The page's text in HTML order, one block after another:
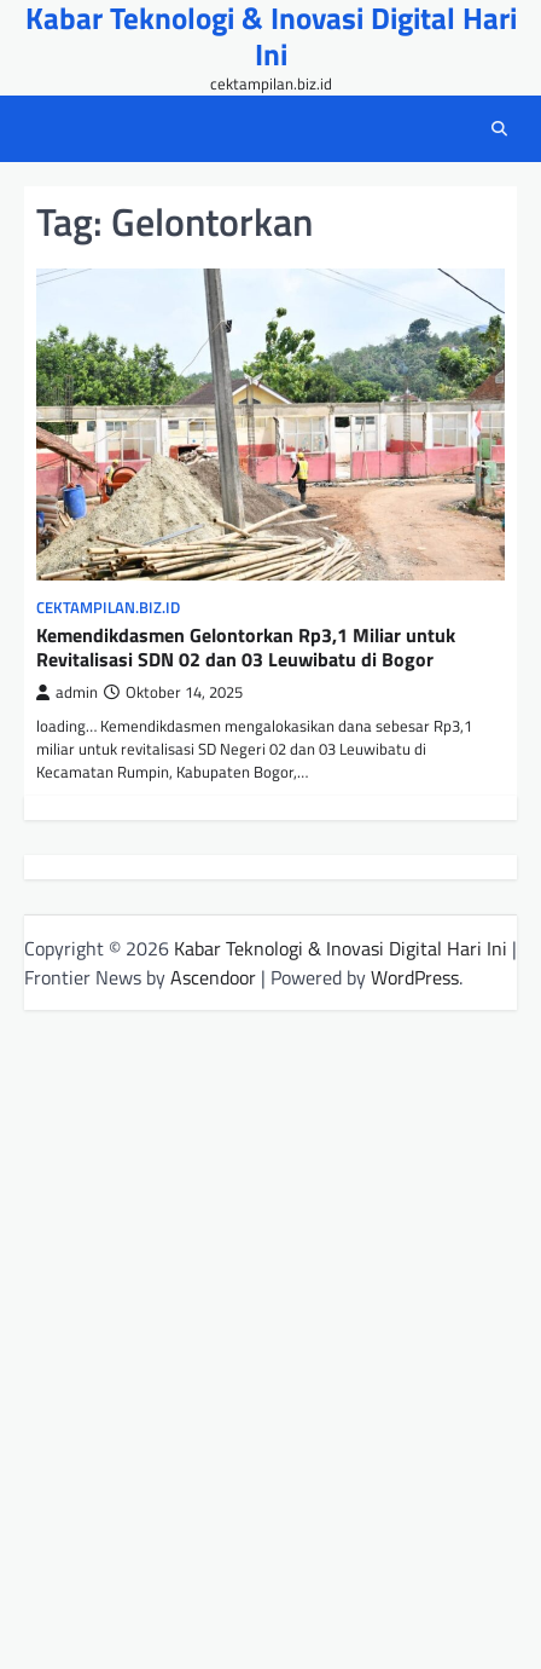
SkipKabar Teknologi & Inovasi Digital Hari
Ini
cektampilan.biz.id
Tag: Gelontorkan
CEKTAMPILAN.BIZ.ID
Kemendikdasmen Gelontorkan Rp3,1 Miliar untuk
Revitalisasi SDN 02 dan 03 Leuwibatu di Bogor
admin Oktober 14, 2025
loading… Kemendikdasmen mengalokasikan dana sebesar Rp3,1
miliar untuk revitalisasi SD Negeri 02 dan 03 Leuwibatu di
Kecamatan Rumpin, Kabupaten Bogor,…
Copyright © 2026 Kabar Teknologi & Inovasi Digital Hari Ini |
Frontier News byAscendoor | Powered byWordPress.